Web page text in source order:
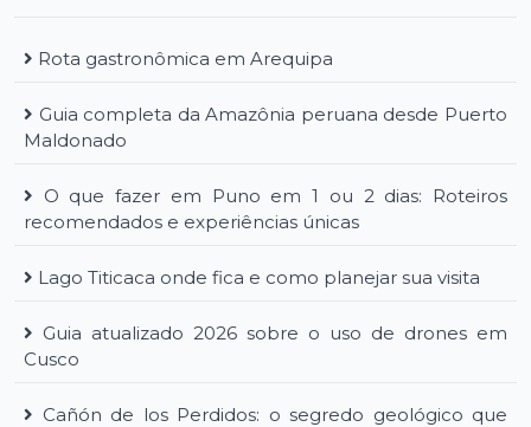
Rota gastronômica em Arequipa
Guia completa da Amazônia peruana desde Puerto
Maldonado
O que fazer em Puno em 1 ou 2 dias: Roteiros
recomendados e experiências únicas
Lago Titicaca onde fica e como planejar sua visita
Guia atualizado 2026 sobre o uso de drones em
Cusco
Cañón de los Perdidos: o segredo geológico que